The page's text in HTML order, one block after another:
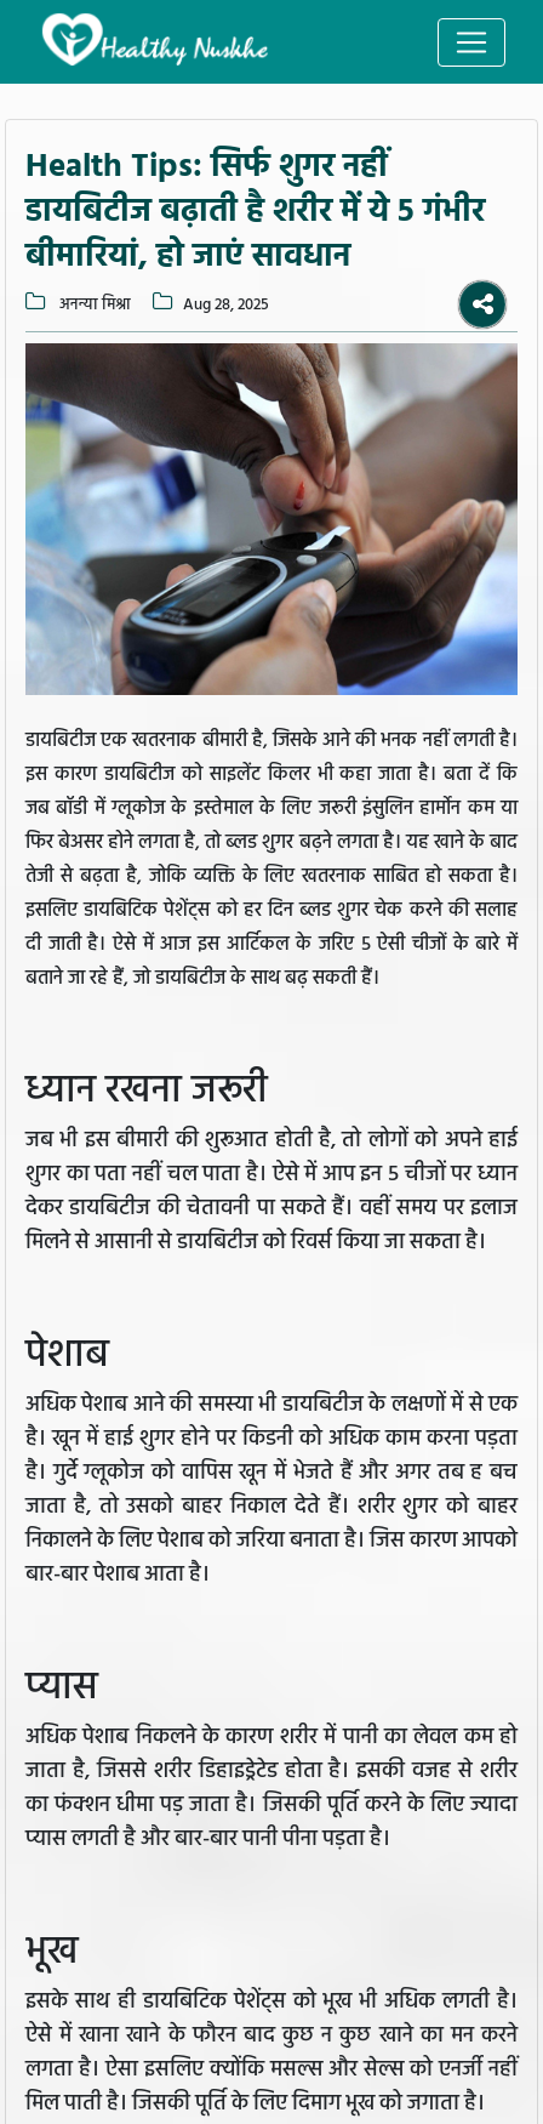
Health Tips: सिर्फ शुगर नहीं
डायबिटीज बढ़ाती है शरीर में ये 5 गंभीर
बीमारियां, हो जाएं सावधान
अनन्या मिश्रा Aug 28, 2025
डायबिटीज एक खतरनाक बीमारी है, जिसके आने की भनक नहीं लगती है।
इस कारण डायबिटीज को साइलेंट किलर भी कहा जाता है। बता दें कि
जब बॉडी में ग्लूकोज के इस्तेमाल के लिए जरूरी इंसुलिन हार्मोन कम या
फिर बेअसर होने लगता है, तो ब्लड शुगर बढ़ने लगता है। यह खाने के बाद
तेजी से बढ़ता है, जोकि व्यक्ति के लिए खतरनाक साबित हो सकता है।
इसलिए डायबिटिक पेशेंट्स को हर दिन ब्लड शुगर चेक करने की सलाह
दी जाती है। ऐसे में आज इस आर्टिकल के जरिए 5 ऐसी चीजों के बारे में
बताने जा रहे हैं, जो डायबिटीज के साथ बढ़ सकती हैं।
ध्यान रखना जरूरी
जब भी इस बीमारी की शुरूआत होती है, तो लोगों को अपने हाई
शुगर का पता नहीं चल पाता है। ऐसे में आप इन 5 चीजों पर ध्यान
देकर डायबिटीज की चेतावनी पा सकते हैं। वहीं समय पर इलाज
मिलने से आसानी से डायबिटीज को रिवर्स किया जा सकता है।
पेशाब
अधिक पेशाब आने की समस्या भी डायबिटीज के लक्षणों में से एक
है। खून में हाई शुगर होने पर किडनी को अधिक काम करना पड़ता
है। गुर्दे ग्लूकोज को वापिस खून में भेजते हैं और अगर तब ह बच
जाता है, तो उसको बाहर निकाल देते हैं। शरीर शुगर को बाहर
निकालने के लिए पेशाब को जरिया बनाता है। जिस कारण आपको
बार-बार पेशाब आता है।
प्यास
अधिक पेशाब निकलने के कारण शरीर में पानी का लेवल कम हो
जाता है, जिससे शरीर डिहाइड्रेटेड होता है। इसकी वजह से शरीर
का फंक्शन धीमा पड़ जाता है। जिसकी पूर्ति करने के लिए ज्यादा
प्यास लगती है और बार-बार पानी पीना पड़ता है।
भूख
इसके साथ ही डायबिटिक पेशेंट्स को भूख भी अधिक लगती है।
ऐसे में खाना खाने के फौरन बाद कुछ न कुछ खाने का मन करने
लगता है। ऐसा इसलिए क्योंकि मसल्स और सेल्स को एनर्जी नहीं
मिल पाती है। जिसकी पूर्ति के लिए दिमाग भूख को जगाता है।